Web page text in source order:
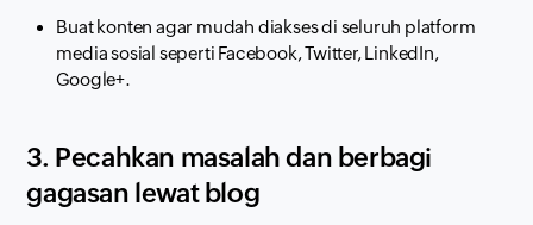
Buat konten agar mudah diakses di seluruh platform
media sosial seperti Facebook, Twitter, LinkedIn,
Google+.
3. Pecahkan masalah dan berbagi
gagasan lewat blog